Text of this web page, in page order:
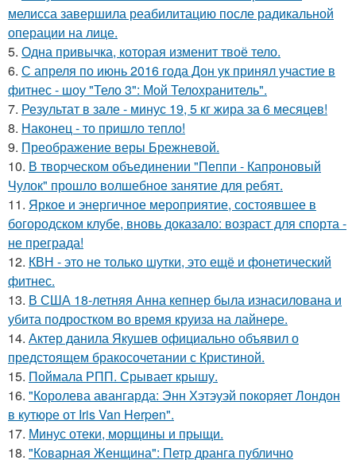
мелисса завершила реабилитацию после радикальной
операции на лице.
5. Одна привычка, которая изменит твоё тело.
6. С апреля по июнь 2016 года Дон ук принял участие в
фитнес - шоу "Тело 3": Мой Телохранитель".
7. Результат в зале - минус 19, 5 кг жира за 6 месяцев!
8. Наконец - то пришло тепло!
9. Преображение веры Брежневой.
10. В творческом объединении "Пеппи - Капроновый
Чулок" прошло волшебное занятие для ребят.
11. Яркое и энергичное мероприятие, состоявшее в
богородском клубе, вновь доказало: возраст для спорта -
не преграда!
12. КВН - это не только шутки, это ещё и фонетический
фитнес.
13. В США 18-летняя Анна кепнер была изнасилована и
убита подростком во время круиза на лайнере.
14. Актер данила Якушев официально объявил о
предстоящем бракосочетании с Кристиной.
15. Поймала РПП. Срывает крышу.
16. "Королева авангарда: Энн Хэтэуэй покоряет Лондон
в кутюре от Iris Van Herpen".
17. Минус отеки, морщины и прыщи.
18. "Коварная Женщина": Петр дранга публично